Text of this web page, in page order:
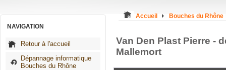
NAVIGATION
Retour à l'accueil
Dépannage informatique
Bouches du Rhône
Accueil Bouches du Rhône
Van Den Plast Pierre -
Mallemort